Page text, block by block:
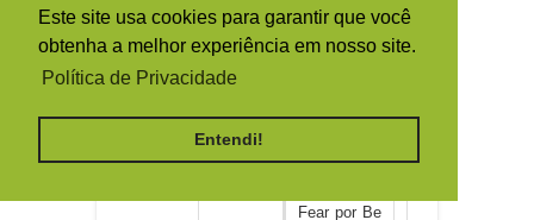
Este site usa cookies para garantir que você
obtenha a melhor experiência em nosso site.
Política de Privacidade
Entendi!
Loneliness
of the Long
Reencarnati
Fear por Be